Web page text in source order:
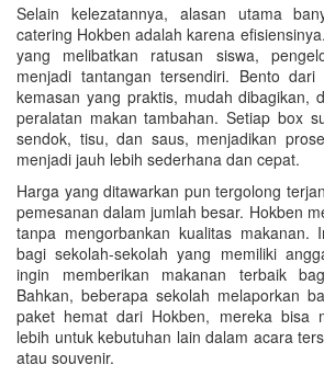
Selain kelezatannya, alasan utama
catering Hokben adalah karena
yang melibatkan ratusan siswa,
menjadi tantangan tersendiri. Bento
kemasan yang praktis, mudah dibagikan,
peralatan makan tambahan. Setiap box
sendok, tisu, dan saus, menjadikan
menjadi jauh lebih sederhana dan cepat.
Harga yang ditawarkan pun tergolong
pemesanan dalam jumlah besar. Hokben
tanpa mengorbankan kualitas makanan.
bagi sekolah-sekolah yang memiliki
ingin memberikan makanan terbaik
Bahkan, beberapa sekolah melaporkan
paket hemat dari Hokben, mereka bisa
lebih untuk kebutuhan lain dalam acara
atau souvenir.